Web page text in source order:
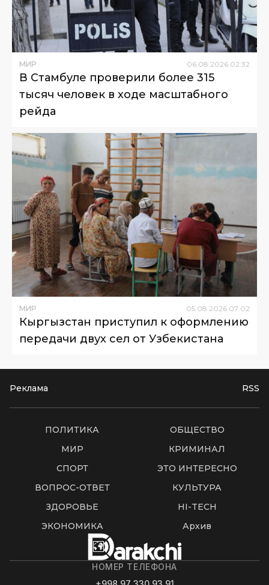
МИР 06 08 2026 02:32
В Стамбуле проверили более 315
тысяч человек в ходе масштабного
рейда
МИР 05 08 2026 07:02
Кыргызстан приступил к оформлению
передачи двух сел от Узбекистана
Реклама RSS
ПОЛИТИКА
ОБЩЕСТВО
МИР
КРИМИНАЛ
СПОРТ
ЭТО ИНТЕРЕСНО
ВОПРОС-ОТВЕТ
КУЛЬТУРА
ЗДОРОВЬЕ
HI-TECH
ЭКОНОМИКА
Архив
НОМЕР ТЕЛЕФОНА